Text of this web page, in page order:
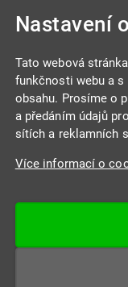
INTEGRA
Jabloňová 662/7
Datová schránka:
Nastavení
Tato webová
funkčnosti webu a
obsahu. Prosíme o
a předáním údajů
sítích a reklamních
Více informací o